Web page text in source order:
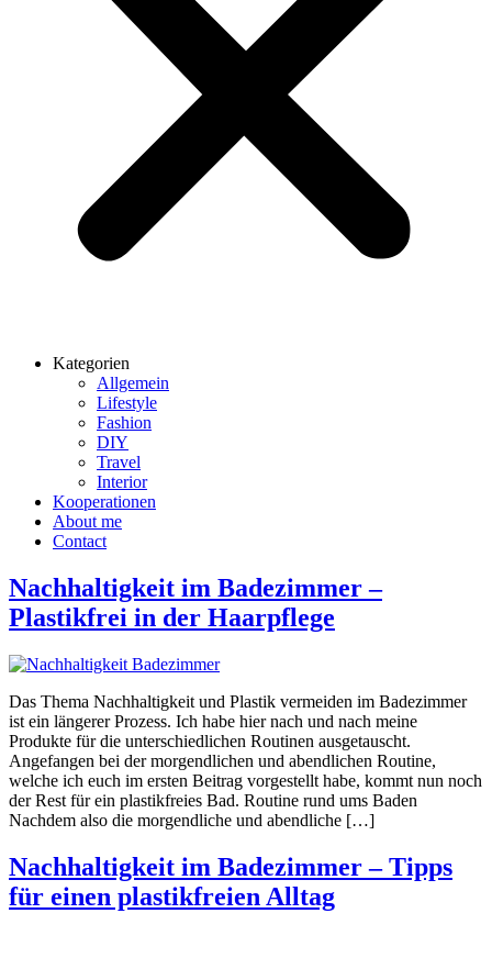
Kategorien
Allgemein
Lifestyle
Fashion
DIY
Travel
Interior
Kooperationen
About me
Contact
Nachhaltigkeit im Badezimmer –
Plastikfrei in der Haarpflege
Das Thema Nachhaltigkeit und Plastik vermeiden im Badezimmer
ist ein längerer Prozess. Ich habe hier nach und nach meine
Produkte für die unterschiedlichen Routinen ausgetauscht.
Angefangen bei der morgendlichen und abendlichen Routine,
welche ich euch im ersten Beitrag vorgestellt habe, kommt nun noch
der Rest für ein plastikfreies Bad. Routine rund ums Baden
Nachdem also die morgendliche und abendliche […]
Nachhaltigkeit im Badezimmer – Tipps
für einen plastikfreien Alltag